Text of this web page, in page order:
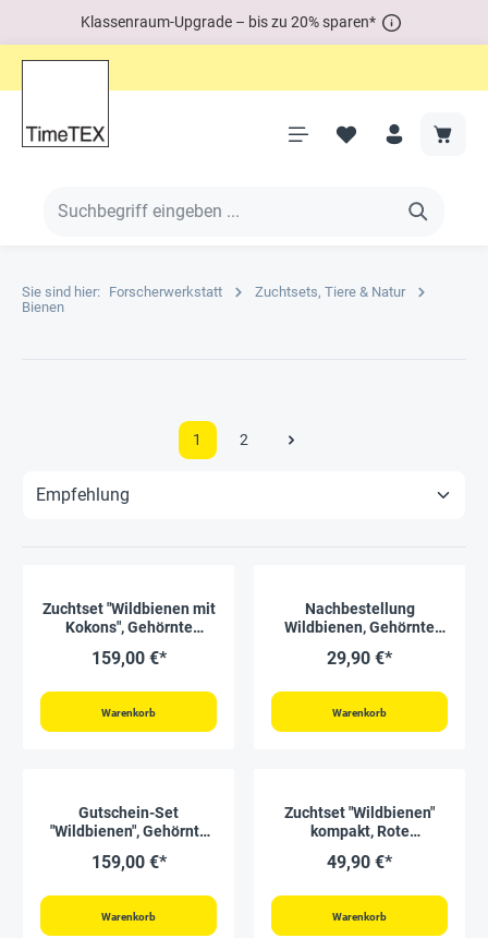
Klassenraum-Upgrade – bis zu 20% sparen*
Sie sind hier: Forscherwerkstatt
Zuchtsets, Tiere & Natur
Bienen
1 2
Zuchtset "Wildbienen mit
Kokons", Gehörnte
159,00 €*
Warenkorb
Nachbestellung
Wildbienen, Gehörnte
29,90 €*
Warenkorb
Gutschein-Set
"Wildbienen", Gehörnte
159,00 €*
Warenkorb
Zuchtset "Wildbienen"
kompakt, Rote
49,90 €*
Warenkorb